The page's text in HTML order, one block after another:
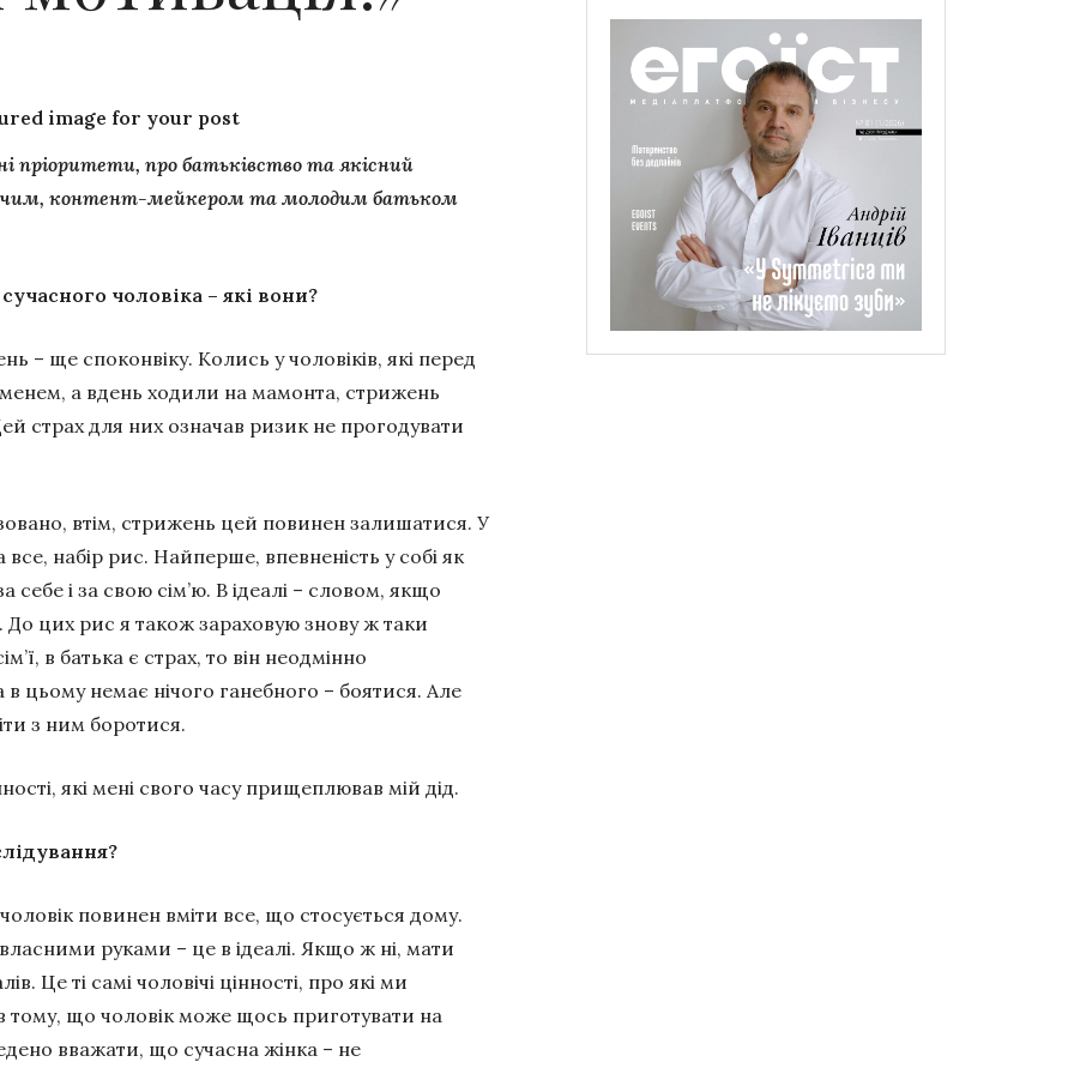
image for your post
пріоритети, про батьківство та якісний
контент-мейкером та молодим батьком
чоловіка – які вони?
– ще споконвіку. Колись у чоловіків, які перед
а вдень ходили на мамонта, стрижень
страх для них означав ризик не прогодувати
втім, стрижень цей повинен залишатися. У
все, набір рис. Найперше, впевненість у собі як
і за свою сім’ю. В ідеалі – словом, якщо
цих рис я також зараховую знову ж таки
в батька є страх, то він неодмінно
в цьому немає нічого ганебного – боятися. Але
з ним боротися.
які мені свого часу прищеплював мій дід.
повинен вміти все, що стосується дому.
руками – це в ідеалі. Якщо ж ні, мати
Це ті самі чоловічі цінності, про які ми
тому, що чоловік може щось приготувати на
вважати, що сучасна жінка – не